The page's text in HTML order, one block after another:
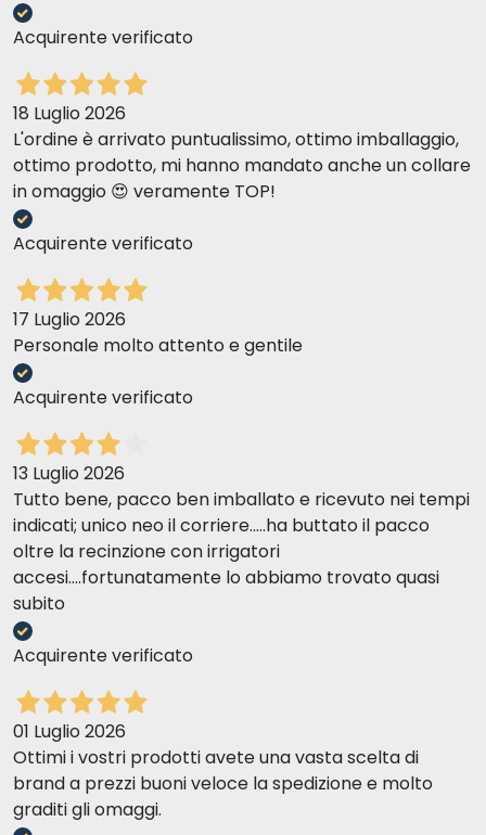
Acquirente verificato
18 Luglio 2026
L'ordine è arrivato puntualissimo, ottimo imballaggio,
ottimo prodotto, mi hanno mandato anche un collare
in omaggio 😍 veramente TOP!
Acquirente verificato
17 Luglio 2026
Personale molto attento e gentile
Acquirente verificato
13 Luglio 2026
Tutto bene, pacco ben imballato e ricevuto nei tempi
indicati; unico neo il corriere.....ha buttato il pacco
oltre la recinzione con irrigatori
accesi....fortunatamente lo abbiamo trovato quasi
subito
Acquirente verificato
01 Luglio 2026
Ottimi i vostri prodotti avete una vasta scelta di
brand a prezzi buoni veloce la spedizione e molto
graditi gli omaggi.